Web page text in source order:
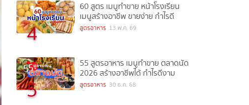
4
60 สูตร เมนูทำขาย หน้าโรงเรียน
เมนูสร้างอาชีพ ขายง่าย กำไรดี
สูตรอาหาร 13 พ.ค. 69
5
55 สูตรอาหาร เมนูทำขาย ตลาดนัด
2026 สร้างอาชีพได้ กำไรดีงาม
สูตรอาหาร 30 ธ.ค. 68